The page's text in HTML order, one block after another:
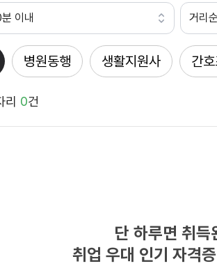
이내 거리순
병원동행 생활지원사 간
리 0건
찾으시는 조건의 일자리가
더욱더 노력하는 케어파트너가
단 하루면 취득
취업 우대 인기 자격